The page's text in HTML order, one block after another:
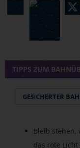
TIPPS ZUM
GESICHERTER
Bleib stehen,
das rote